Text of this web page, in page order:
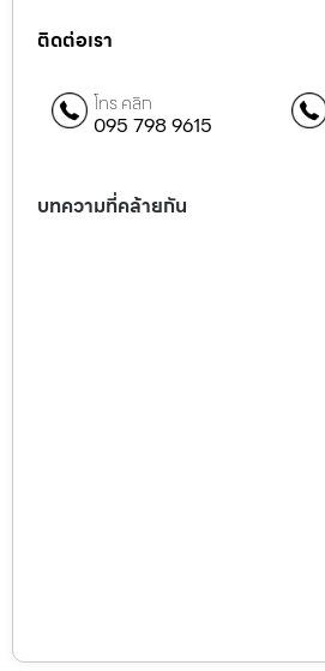
ติดต่อเรา
โทร คลิก
095 798 9615
บทความที่คล้ายกัน